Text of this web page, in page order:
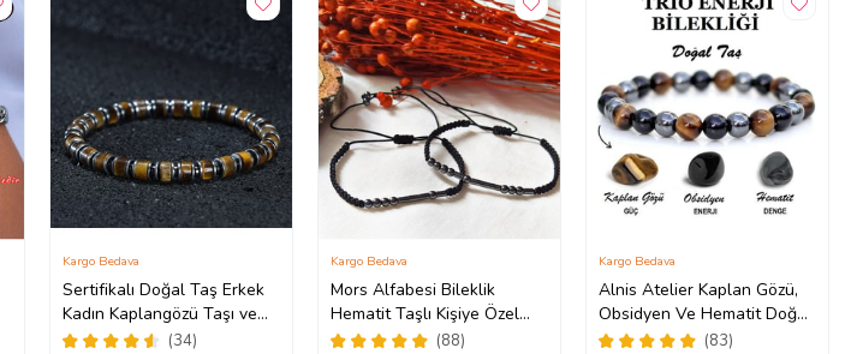
Sertifikalı Doğal Taş Erkek
Kadın Kaplangözü Taşı ve
Hematit Özel Tasarım
(34)
Kargo Bedava
Mors Alfabesi Bileklik
Hematit Taşlı Kişiye Özel
Sevgili Çift Bilekliği
(88)
Kargo Bedava
Alnis Atelier Kaplan Gözü,
Obsidyen Ve Hematit Doğal
Taş Erkek Bileklik (KAHVE-
(83)
Kargo Bedava